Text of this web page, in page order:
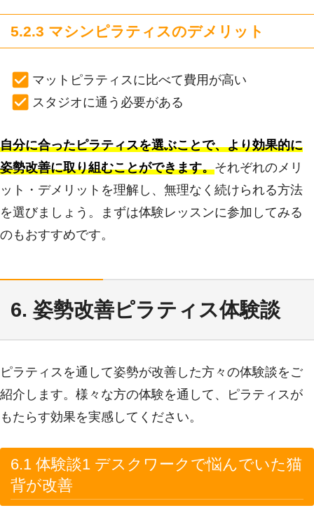
5.2.3 マシンピラティスのデメリット
マットピラティスに比べて費用が高い
スタジオに通う必要がある
自分に合ったピラティスを選ぶことで、より効果的に
姿勢改善に取り組むことができます。それぞれのメリ
ット・デメリットを理解し、無理なく続けられる方法
を選びましょう。まずは体験レッスンに参加してみる
のもおすすめです。
6. 姿勢改善ピラティス体験談
ピラティスを通して姿勢が改善した方々の体験談をご
紹介します。様々な方の体験を通して、ピラティスが
もたらす効果を実感してください。
6.1 体験談1 デスクワークで悩んでいた猫
背が改善